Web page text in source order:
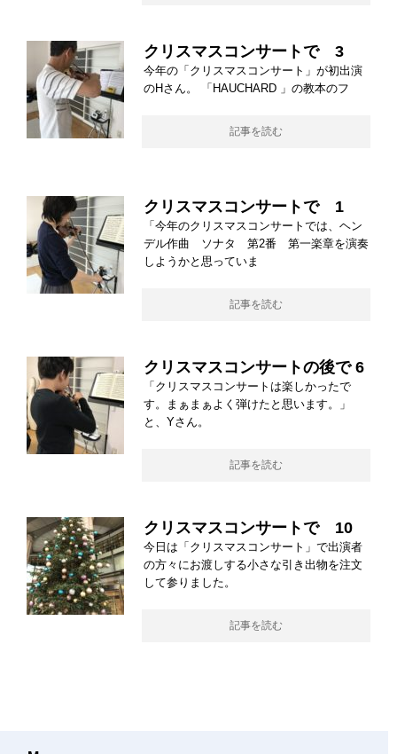
クリスマスコンサートで 3
今年の「クリスマスコンサート」が初出演
のHさん。 「HAUCHARD 」の教本のフ
記事を読む
クリスマスコンサートで 1
「今年のクリスマスコンサートでは、ヘン
デル作曲 ソナタ 第2番 第一楽章を演奏
しようかと思っていま
記事を読む
クリスマスコンサートの後で 6
「クリスマスコンサートは楽しかったで
す。まぁまぁよく弾けたと思います。」
と、Yさん。
記事を読む
クリスマスコンサートで 10
今日は「クリスマスコンサート」で出演者
の方々にお渡しする小さな引き出物を注文
して参りました。
記事を読む